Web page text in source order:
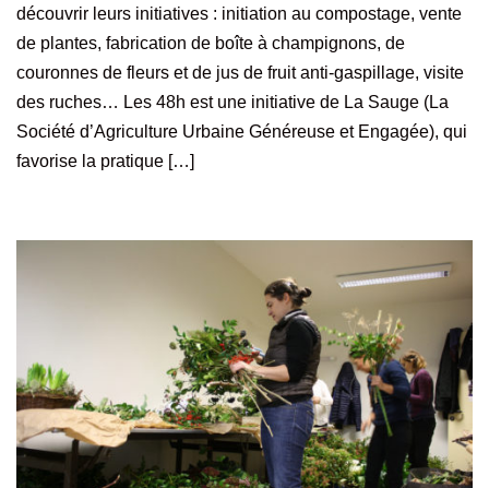
découvrir leurs initiatives : initiation au compostage, vente
de plantes, fabrication de boîte à champignons, de
couronnes de fleurs et de jus de fruit anti-gaspillage, visite
des ruches… Les 48h est une initiative de La Sauge (La
Société d’Agriculture Urbaine Généreuse et Engagée), qui
favorise la pratique […]